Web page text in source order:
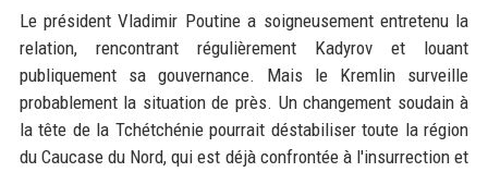
Le président Vladimir Poutine a soigneusement entretenu la
relation, rencontrant régulièrement Kadyrov et louant
publiquement sa gouvernance. Mais le Kremlin surveille
probablement la situation de près. Un changement soudain à
la tête de la Tchétchénie pourrait déstabiliser toute la région
du Caucase du Nord, qui est déjà confrontée à l'insurrection et